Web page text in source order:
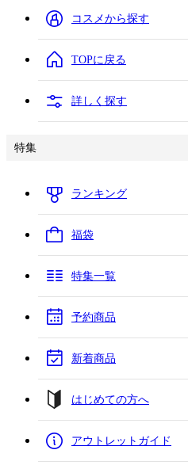
コスメから探す
TOPに戻る
詳しく探す
特集
ランキング
福袋
特集一覧
予約商品
新着商品
はじめての方へ
アウトレットガイド